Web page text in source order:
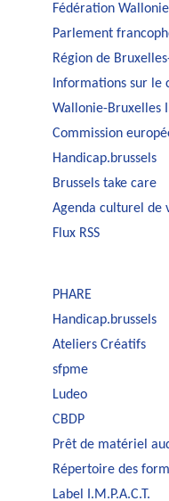
Fédération
Parlement
Région de
Informations sur le
Wallonie-Bruxelles
Commission
Handicap.brussels
Brussels take care
Agenda culturel de
Flux RSS
PHARE
Handicap.brussels
Ateliers Créatifs
sfpme
Ludeo
CBDP
Prêt de matériel
Répertoire des
Label I.M.P.A.C.T.